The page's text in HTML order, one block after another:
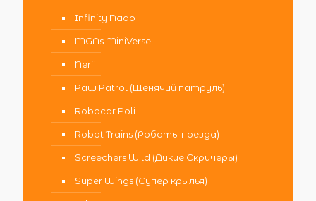
Infinity Nado
MGAs MiniVerse
Nerf
Paw Patrol (Щенячий патруль)
Robocar Poli
Robot Trains (Роботы поезда)
Screechers Wild (Дикие Скричеры)
Super Wings (Супер крылья)